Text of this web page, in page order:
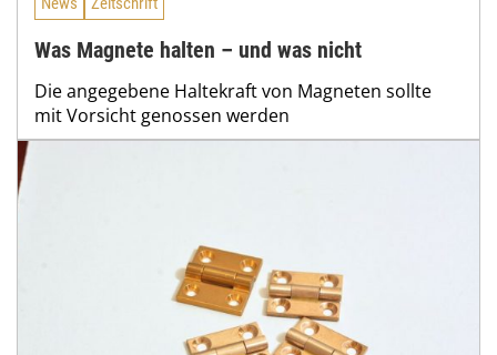
Was Magnete halten – und was nicht
Die angegebene Haltekraft von Magneten sollte
mit Vorsicht genossen werden